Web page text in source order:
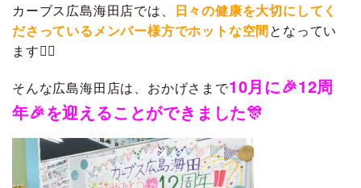
カーブス広島海田店では、
日々の健康を大切にしてく
ださっているメンバー様方でホットな空間となってい
ます🏋️‍♀️
そんな広島海田店は、おかげさまで10月に🎉12周
年🎉を迎えることができました🎊